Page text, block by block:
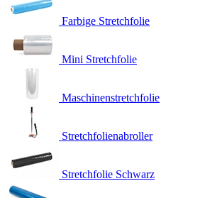
Farbige Stretchfolie
Mini Stretchfolie
Maschinenstretchfolie
Stretchfolienabroller
Stretchfolie Schwarz